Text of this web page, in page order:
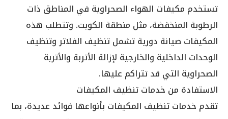
تستخدم مكيفات الهواء الصحراوية في المناطق ذات
الرطوبة المنخفضة، مثل منطقة الكويت. وتتطلب هذه
المكيفات صيانة دورية تشمل تنظيف الفلاتر وتنظيف
الوحدات الداخلية والخارجية لإزالة الأتربة والأتربة
الصحراوية التي قد تتراكم عليها.
الاستفادة من خدمات تنظيف المكيفات
تقدم خدمات تنظيف المكيفات بأنواعها فوائد عديدة، بما